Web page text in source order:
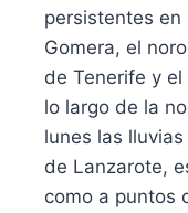
persistentes en
Gomera, el
de Tenerife y
lo largo de la
lunes las
de Lanzarote,
como a puntos